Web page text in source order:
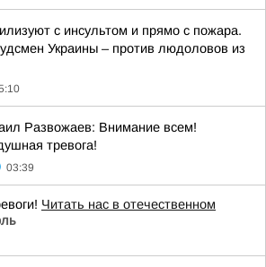
с инсультом и прямо с пожара.
Украины – против людоловов из
Развожаев: Внимание всем!
тревога!
03:39
Читать нас в отечественном